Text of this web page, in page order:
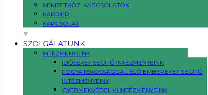
NEMZETKÖZI KAPCSOLATOK
KARRIER
KAPCSOLAT
SZOLGÁLATUNK
INTÉZMÉNYEINK
IDŐSEKET SEGÍTŐ INTÉZMÉNYEINK
FOGYATÉKOSSÁGGAL ÉLŐ EMBEREKET SEGÍTŐ
INTÉZMÉNYEINK
GYERMEKVÉDELMI INTÉZMÉNYEINK